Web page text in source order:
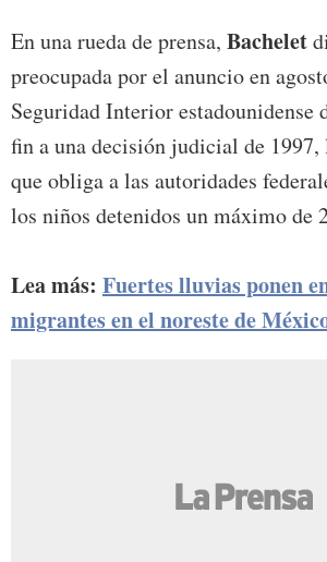
En una rueda de prensa, Bachelet
preocupada por el anuncio en
Seguridad Interior estadounidense
fin a una decisión judicial de
que obliga a las autoridades
los niños detenidos un máximo de
Lea más: Fuertes lluvias ponen
migrantes en el noreste de